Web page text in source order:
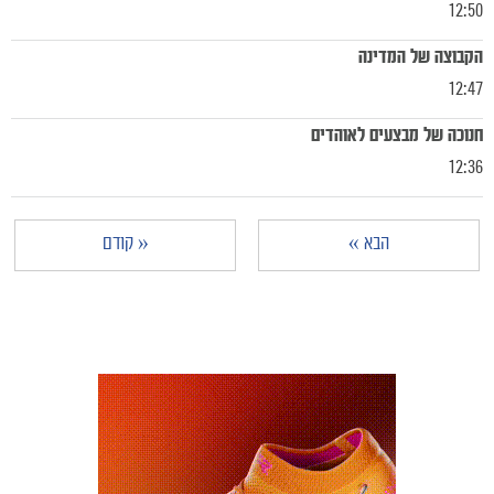
12:50
12:47
הקבוצה של המדינה
12:36
חנוכה של מבצעים לאוהדים
« קודם הבא »